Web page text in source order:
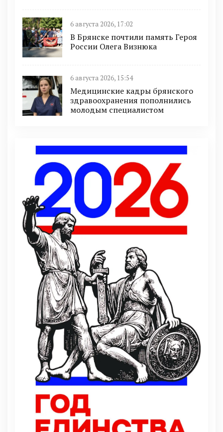
6 августа 2026, 17:02
В Брянске почтили память Героя
России Олега Визнюка
6 августа 2026, 15:54
Медицинские кадры брянского
здравоохранения пополнились
молодым специалистом